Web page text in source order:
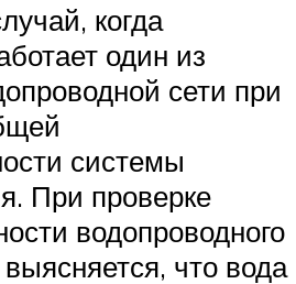
когда
один из
сети при
системы
При проверке
водопроводного
что вода